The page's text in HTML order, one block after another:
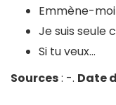
Emmène-
Je suis seule
Si tu veux…
Sources: -. Date